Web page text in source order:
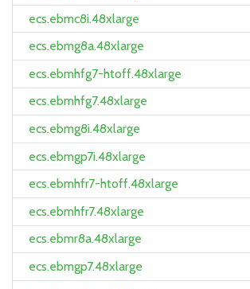
ecs.ebmc8i.48xlarge
ecs.ebmg8a.48xlarge
ecs.ebmhfg7-htoff.48xlarge
ecs.ebmhfg7.48xlarge
ecs.ebmg8i.48xlarge
ecs.ebmgp7i.48xlarge
ecs.ebmhfr7-htoff.48xlarge
ecs.ebmhfr7.48xlarge
ecs.ebmr8a.48xlarge
ecs.ebmgp7.48xlarge